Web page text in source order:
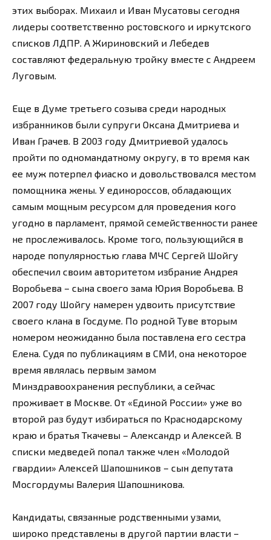
этих выборах. Михаил и Иван Мусатовы сегодня
лидеры соответственно ростовского и иркутского
списков ЛДПР. А Жириновский и Лебедев
составляют федеральную тройку вместе с Андреем
Луговым.
Еще в Думе третьего созыва среди народных
избранников были супруги Оксана Дмитриева и
Иван Грачев. В 2003 году Дмитриевой удалось
пройти по одномандатному округу, в то время как
ее муж потерпел фиаско и довольствовался местом
помощника жены. У единороссов, обладающих
самым мощным ресурсом для проведения кого
угодно в парламент, прямой семейственности ранее
не прослеживалось. Кроме того, пользующийся в
народе популярностью глава МЧС Сергей Шойгу
обеспечил своим авторитетом избрание Андрея
Воробьева – сына своего зама Юрия Воробьева. В
2007 году Шойгу намерен удвоить присутствие
своего клана в Госдуме. По родной Туве вторым
номером неожиданно была поставлена его сестра
Елена. Судя по публикациям в СМИ, она некоторое
время являлась первым замом
Минздравоохранения республики, а сейчас
проживает в Москве. От «Единой России» уже во
второй раз будут избираться по Краснодарскому
краю и братья Ткачевы – Александр и Алексей. В
списки медведей попал также член «Молодой
гвардии» Алексей Шапошников – сын депутата
Мосгордумы Валерия Шапошникова.
Кандидаты, связанные родственными узами,
широко представлены в другой партии власти –